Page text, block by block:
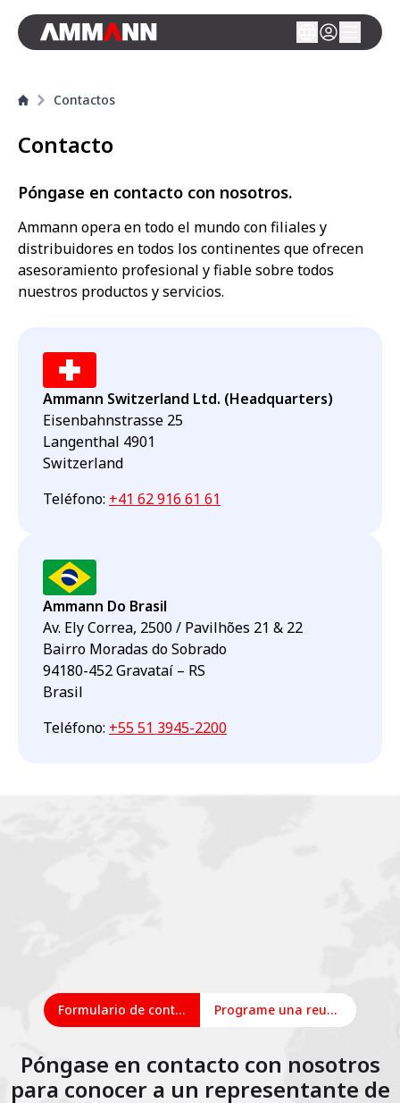
Contactos
Contacto
Póngase en contacto con nosotros.
Ammann opera en todo el mundo con filiales y
distribuidores en todos los continentes que ofrecen
asesoramiento profesional y fiable sobre todos
nuestros productos y servicios.
Ammann Switzerland Ltd. (Headquarters)
Eisenbahnstrasse 25
Langenthal 4901
Switzerland
Teléfono: +41 62 916 61 61
Ammann Do Brasil
Av. Ely Correa, 2500 / Pavilhões 21 & 22
Bairro Moradas do Sobrado
94180-452 Gravataí – RS
Brasil
Teléfono: +55 51 3945-2200
Formulario de contacto Programe una reunión en línea
Póngase en contacto con nosotros
para conocer a un representante de